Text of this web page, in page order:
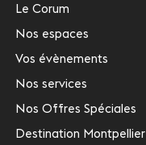
Le Corum
Nos espaces
Vos évènements
Nos services
Nos Offres Spéciales
Destination Montpellier